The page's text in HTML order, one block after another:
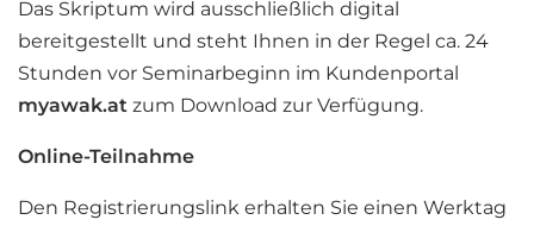
Das Skriptum wird ausschließlich digital
bereitgestellt und steht Ihnen in der Regel ca. 24
Stunden vor Seminarbeginn im Kundenportal
myawak.at zum Download zur Verfügung.
Online-Teilnahme
Den Registrierungslink erhalten Sie einen Werktag